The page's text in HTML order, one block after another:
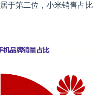
居于第二位，小米销售占比